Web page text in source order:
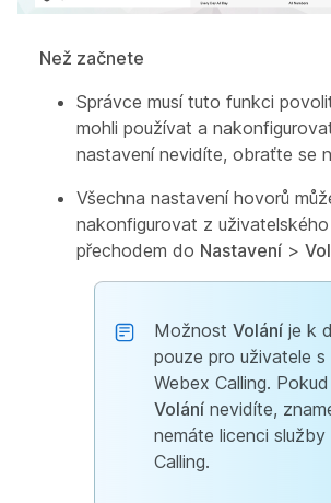
Než začnete
Správce musí tuto funkci
mohli používat a
nastavení nevidíte, obraťte se
Všechna nastavení hovorů
nakonfigurovat z
přechodem do Nastavení >
Možnost Volání je k
pouze pro uživatele s
Webex Calling.
Volání nevidíte,
nemáte licenci služby
Calling.